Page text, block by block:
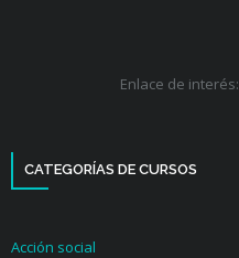
Enlace de interés:
CATEGORÍAS DE CURSOS
Acción social